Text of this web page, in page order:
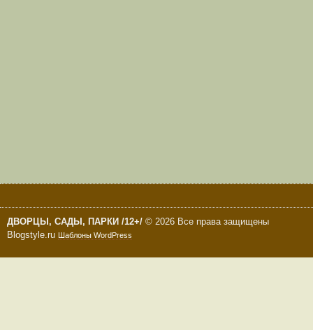
ДВОРЦЫ, САДЫ, ПАРКИ /12+/ © 2026 Все права защищены
Blogstyle.ru Шаблоны WordPress